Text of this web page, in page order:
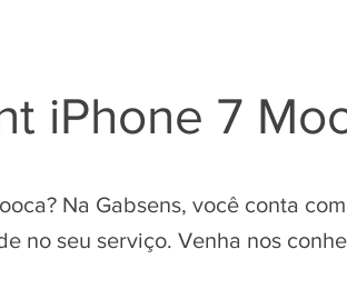
iPhone 7
Na Gabsens, você conta
no seu serviço. Venha nos